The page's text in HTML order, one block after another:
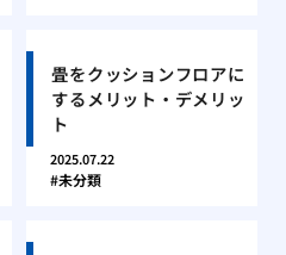
畳をクッションフロアに
するメリット・デメリッ
ト
2025.07.22
未分類